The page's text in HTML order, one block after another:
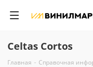
Celtas Cortos
Главная - Справочная